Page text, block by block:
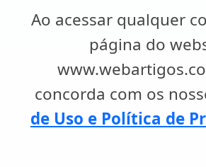
Ao acessar qualquer
página do
concorda com os
de Uso e Política de